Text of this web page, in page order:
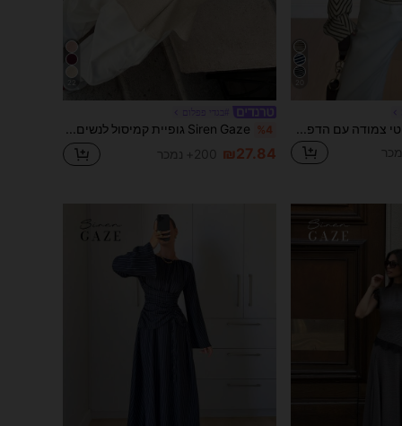
22
%4
₪27.84 200+ נמכר